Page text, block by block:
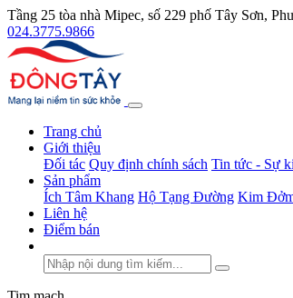
Tầng 25 tòa nhà Mipec, số 229 phố Tây Sơn,
024.3775.9866
Trang chủ
Giới thiệu
Đối tác Quy định chính sách Tin tức - Sự
Sản phẩm
Ích Tâm Khang Hộ Tạng Đường Kim
Liên hệ
Điểm bán